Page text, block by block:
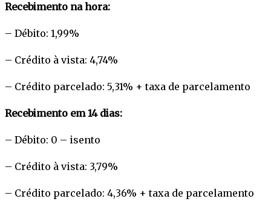
Recebimento na hora:
– Débito: 1,99%
– Crédito à vista: 4,74%
– Crédito parcelado: 5,31% + taxa de parcelamento
Recebimento em 14 dias:
– Débito: 0 – isento
– Crédito à vista: 3,79%
– Crédito parcelado: 4,36% + taxa de parcelamento